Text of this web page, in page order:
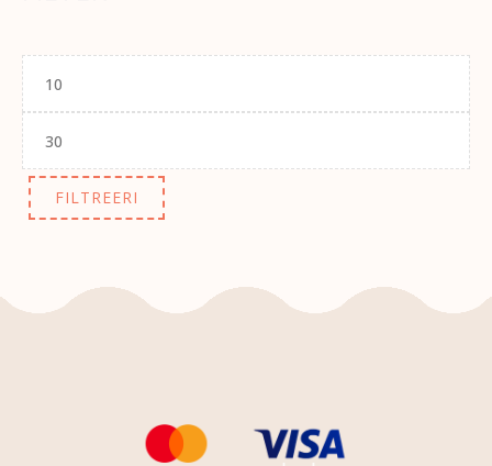
Minimaalne
hind
Maksimaalne
hind
FILTREERI